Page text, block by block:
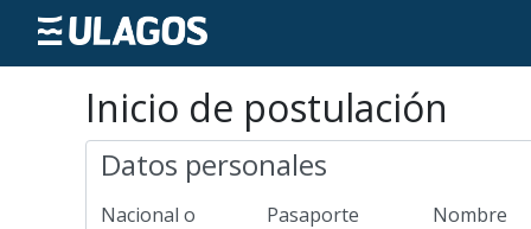
Inicio de postulación
Datos personales
Nacional o
Pasaporte Nombre